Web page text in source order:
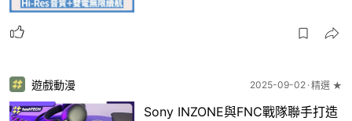
遊戲動漫 2025-09-02 精選 ★
Sony INZONE與FNC戰隊聯手打造